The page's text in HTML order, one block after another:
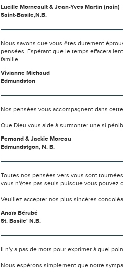
Lucille Morneault & Jean-Yves Martin (nain)
Saint-Basile,N.B.
Nous savons que vous êtes durement
pensées. Espérant que le temps effacera
famille
Vivianne Michaud
Edmundston
Nos pensées vous accompagnent dans
Que Dieu vous aide à surmonter une si
Fernand & Jackie Moreau
Edmundstgon, N. B.
Toutes nos pensées vers vous sont
vous n'êtes pas seuls puisque vous pouvez
Veuillez accepter nos plus sincères
Anaïs Bérubé
St. Basile' N.B.
Il n'y a pas de mots pour exprimer à quel
Nous espérons simplement que notre